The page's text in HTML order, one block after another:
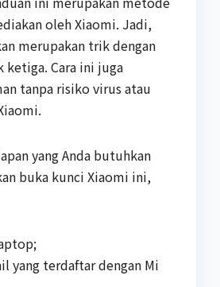
oleh Xiaomi. Jadi,
merupakan trik dengan
ketiga. Cara ini juga
tanpa risiko virus atau
yang Anda butuhkan
buka kunci Xiaomi ini,
yang terdaftar dengan Mi